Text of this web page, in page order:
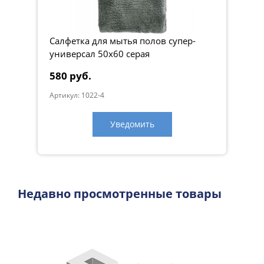
Салфетка для мытья полов супер-
универсал 50x60 серая
580 руб.
Артикул: 1022-4
Уведомить
Недавно просмотренные товары